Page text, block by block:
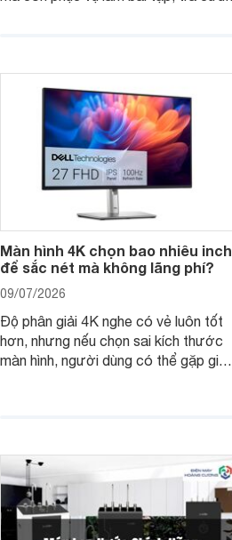
thay vì chỉ so sánh cấu hình trên giấy.
Màn hình 4K chọn bao nhiêu inch
để sắc nét mà không lãng phí?
09/07/2026
Độ phân giải 4K nghe có vẻ luôn tốt
hơn, nhưng nếu chọn sai kích thước
màn hình, người dùng có thể gặp giao